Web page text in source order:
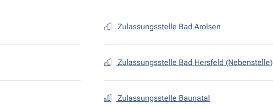
Zulassungsstelle Bad Arolsen
Zulassungsstelle Bad Hersfeld (Nebenstelle)
Zulassungsstelle Baunatal